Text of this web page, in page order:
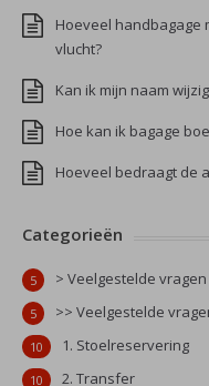
Hoeveel handbagage
vlucht?
Kan ik mijn naam
Hoe kan ik bagage
Hoeveel bedraagt de
Categorieën
> Veelgestelde vragen
5
>> Veelgestelde
5
1. Stoelreservering
10
2. Transfer
10